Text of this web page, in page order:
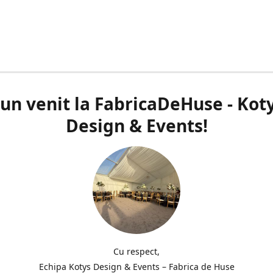
venit la FabricaDeHuse -
Design & Events!
Cu respect,
Echipa Kotys Design & Events – Fabrica de Huse